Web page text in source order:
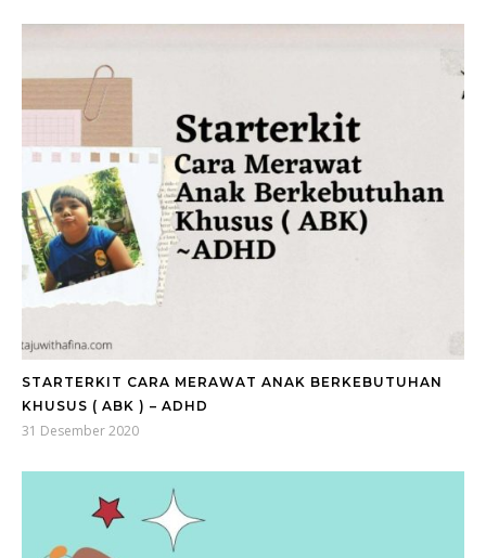
STARTERKIT CARA MERAWAT ANAK BERKEBUTUHAN
KHUSUS ( ABK ) – ADHD
31 Desember 2020